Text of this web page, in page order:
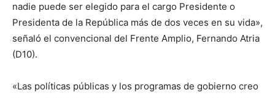
nadie puede ser elegido para el cargo Presidente o
Presidenta de la República más de dos veces en su vida»,
señaló el convencional del Frente Amplio, Fernando Atria
(D10).
«Las políticas públicas y los programas de gobierno creo